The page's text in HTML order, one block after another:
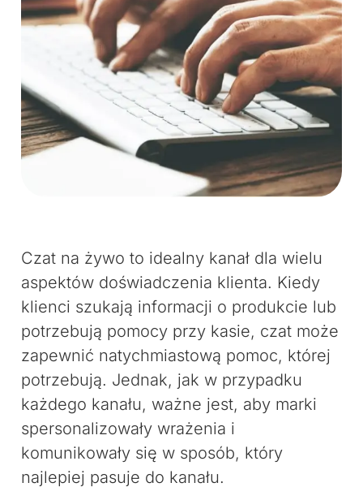
Czat na żywo to idealny kanał dla wielu
aspektów doświadczenia klienta. Kiedy
klienci szukają informacji o produkcie lub
potrzebują pomocy przy kasie, czat może
zapewnić natychmiastową pomoc, której
potrzebują. Jednak, jak w przypadku
każdego kanału, ważne jest, aby marki
spersonalizowały wrażenia i
komunikowały się w sposób, który
najlepiej pasuje do kanału.